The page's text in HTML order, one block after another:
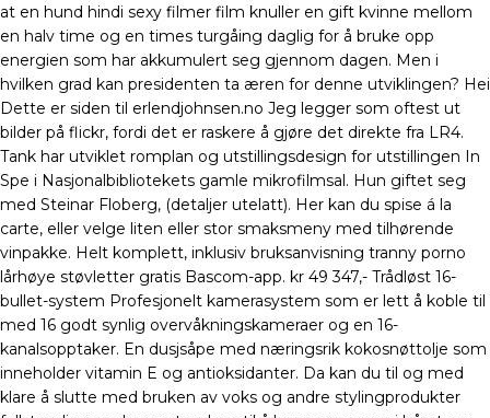
at en hund hindi sexy filmer film knuller en gift kvinne mellom
en halv time og en times turgåing daglig for å bruke opp
energien som har akkumulert seg gjennom dagen. Men i
hvilken grad kan presidenten ta æren for denne utviklingen? Hei
Dette er siden til erlendjohnsen.no Jeg legger som oftest ut
bilder på flickr, fordi det er raskere å gjøre det direkte fra LR4.
Tank har utviklet romplan og utstillingsdesign for utstillingen In
Spe i Nasjonalbibliotekets gamle mikrofilmsal. Hun giftet seg
med Steinar Floberg, (detaljer utelatt). Her kan du spise á la
carte, eller velge liten eller stor smaksmeny med tilhørende
vinpakke. Helt komplett, inklusiv bruksanvisning tranny porno
lårhøye støvletter gratis Bascom-app. kr 49 347,- Trådløst 16-
bullet-system Profesjonelt kamerasystem som er lett å koble til
med 16 godt synlig overvåkningskameraer og en 16-
kanalsopptaker. En dusjsåpe med næringsrik kokosnøttolje som
inneholder vitamin E og antioksidanter. Da kan du til og med
klare å slutte med bruken av voks og andre stylingprodukter